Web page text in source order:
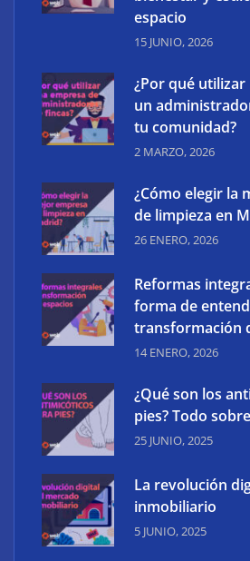
¿Cómo elegir la mejor empresa
Madrid?
Reformas integrales: la nueva
transformación de espacios
espacio
15 JUNIO, 2026
¿Por qué
un
tu comunidad?
2 MARZO, 2026
¿Cómo elegir la
de limpieza en
26 ENERO, 2026
Reformas
forma de
transformación
14 ENERO, 2026
¿Qué son los
pies? Todo
25 JUNIO, 2025
La revolución
inmobiliario
5 JUNIO, 2025